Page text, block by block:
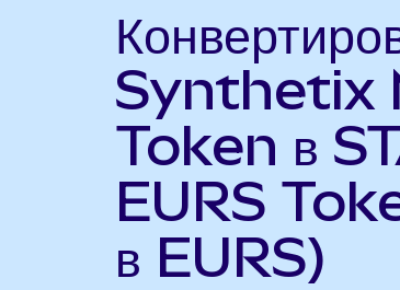
Synthetix
Token в
EURS
в EURS)